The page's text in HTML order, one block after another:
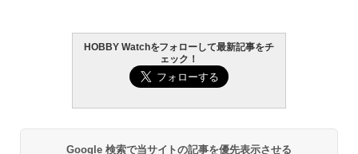
HOBBY Watchをフォローして最新記事をチ
ェック！
Google 検索で当サイトの記事を優先表示させる